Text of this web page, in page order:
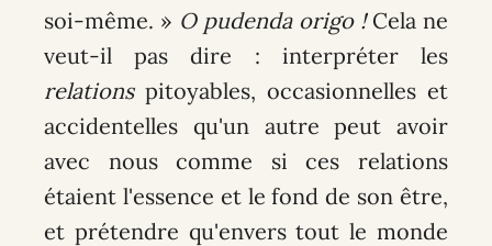
soi-même. » O pudenda origo !Cela ne
veut-il pas dire : interpréter les
relationspitoyables, occasionnelles et
accidentelles qu'un autre peut avoir
avec nous comme si ces relations
étaient l'essence et le fond de son être,
et prétendre qu'envers tout le monde